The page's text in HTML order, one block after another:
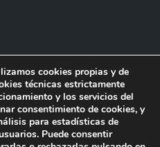
cookies propias y de
técnicas estrictamente
y los servicios del
consentimiento de cookies, y
para estadísticas de
Puede consentir